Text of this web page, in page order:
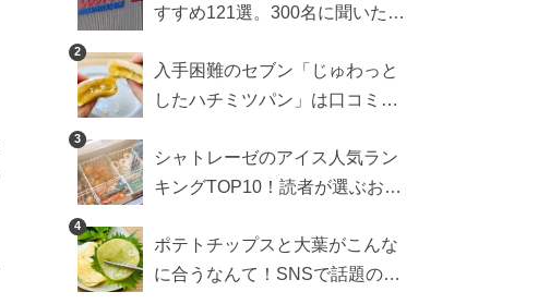
すすめ121選。300名に聞いた買
め商品も
2
入手困難のセブン「じゅわっと
したハチミツパン」は口コミ通
検証
3
シャトレーゼのアイス人気ラン
キングTOP10！読者が選ぶおす
4
ポテトチップスと大葉がこんな
に合うなんて！SNSで話題の食